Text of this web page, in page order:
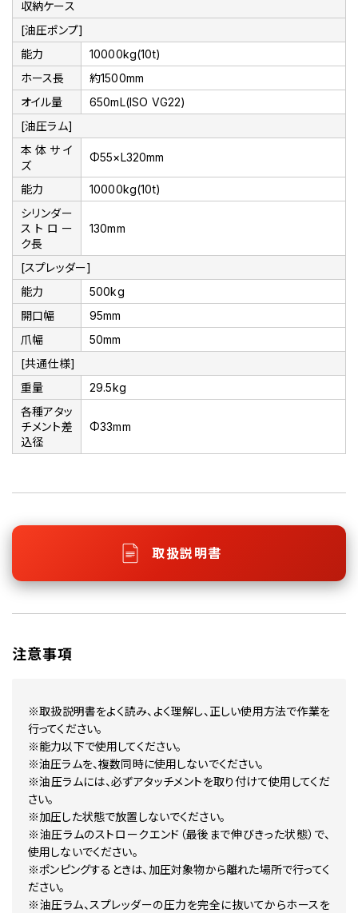
収納ケース
[油圧ポンプ]
能力
10000kg(10t)
ホース長
約1500mm
オイル量
650mL(ISO VG22)
[油圧ラム]
本体サイ
ズ
Φ55×L320mm
能力
10000kg(10t)
シリンダー
ストロー
ク長
130mm
[スプレッダー]
能力
500kg
開口幅
95mm
爪幅
50mm
[共通仕様]
重量
29.5kg
各種アタッ
チメント差
込径
Φ33mm
取扱説明書
注意事項
※取扱説明書をよく読み、よく理解し、正しい使用方法で作業を
行ってください。
※能力以下で使用してください。
※油圧ラムを、複数同時に使用しないでください。
※油圧ラムには、必ずアタッチメントを取り付けて使用してくだ
さい。
※加圧した状態で放置しないでください。
※油圧ラムのストロークエンド（最後まで伸びきった状態）で、
使用しないでください。
※ポンピングするときは、加圧対象物から離れた場所で行ってく
ださい。
※油圧ラム、スプレッダーの圧力を完全に抜いてからホースを